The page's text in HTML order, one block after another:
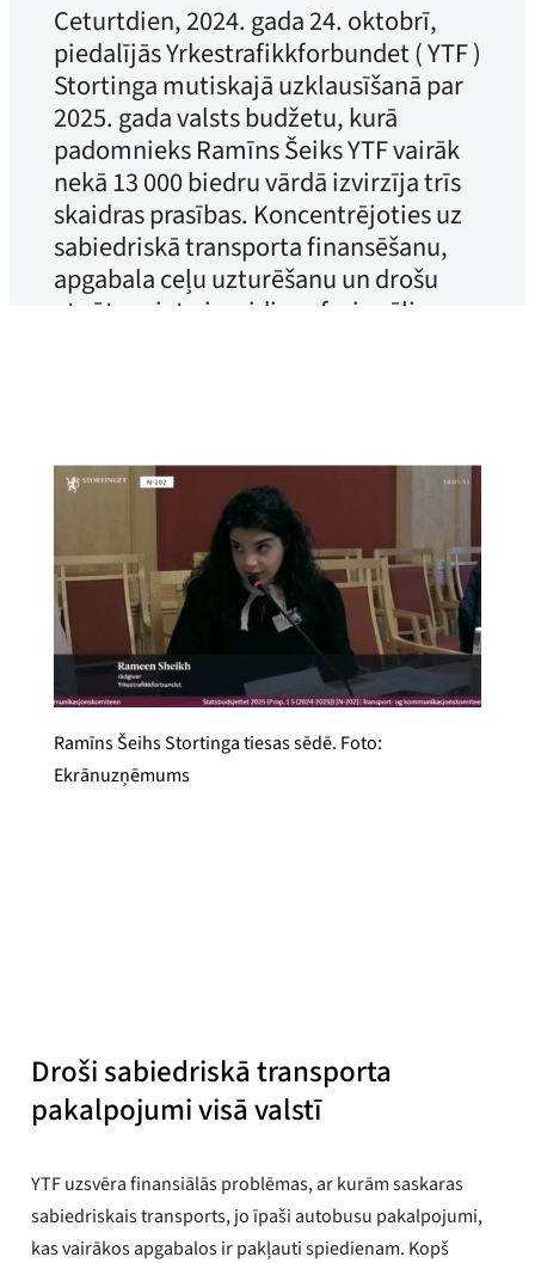
Ceturtdien, 2024. gada 24. oktobrī,
piedalījās Yrkestrafikkforbundet ( YTF )
Stortinga mutiskajā uzklausīšanā par
2025. gada valsts budžetu, kurā
padomnieks Ramīns Šeiks YTF vairāk
nekā 13 000 biedru vārdā izvirzīja trīs
skaidras prasības. Koncentrējoties uz
sabiedriskā transporta finansēšanu,
apgabala ceļu uzturēšanu un drošu
atpūtas vietu izveidi profesionāliem
Ramīns Šeihs Stortinga tiesas sēdē. Foto:
Ekrānuzņēmums
Droši sabiedriskā transporta
pakalpojumi visā valstī
YTF uzsvēra finansiālās problēmas, ar kurām saskaras
sabiedriskais transports, jo īpaši autobusu pakalpojumi,
kas vairākos apgabalos ir pakļauti spiedienam. Kopš